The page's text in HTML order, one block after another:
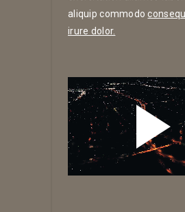
aliquip commodo
irure dolor.